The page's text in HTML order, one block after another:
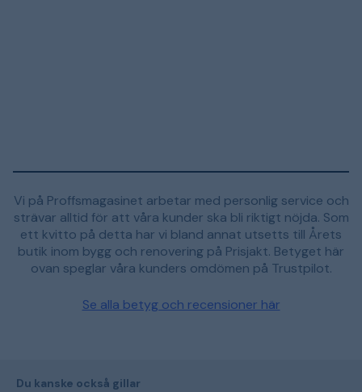
Vi på Proffsmagasinet arbetar med personlig service och
strävar alltid för att våra kunder ska bli riktigt nöjda. Som
ett kvitto på detta har vi bland annat utsetts till Årets
butik inom bygg och renovering på Prisjakt. Betyget här
ovan speglar våra kunders omdömen på Trustpilot.
Se alla betyg och recensioner här
Du kanske också gillar